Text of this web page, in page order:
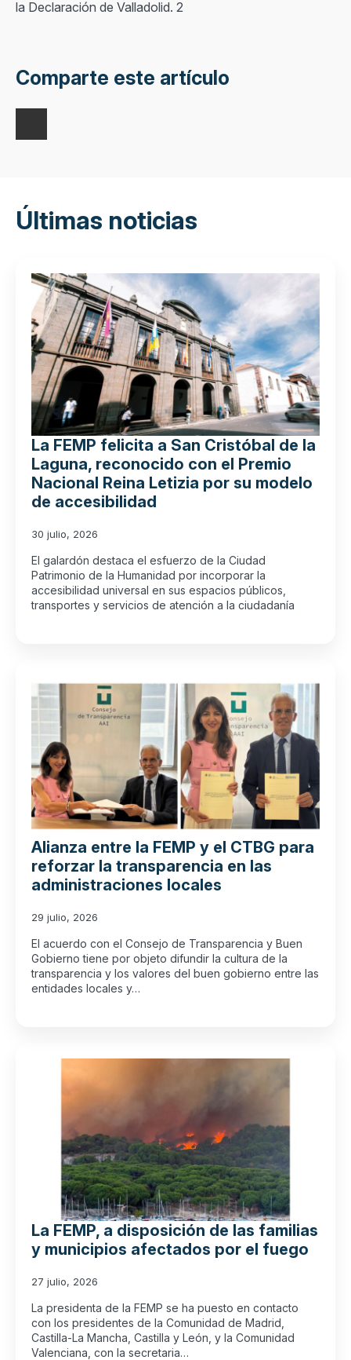
la Declaración de Valladolid. 2
Comparte este artículo
Últimas noticias
La FEMP felicita a San Cristóbal de la
Laguna, reconocido con el Premio
Nacional Reina Letizia por su modelo
de accesibilidad
30 julio, 2026
El galardón destaca el esfuerzo de la Ciudad
Patrimonio de la Humanidad por incorporar la
accesibilidad universal en sus espacios públicos,
transportes y servicios de atención a la ciudadanía
Alianza entre la FEMP y el CTBG para
reforzar la transparencia en las
administraciones locales
29 julio, 2026
El acuerdo con el Consejo de Transparencia y Buen
Gobierno tiene por objeto difundir la cultura de la
transparencia y los valores del buen gobierno entre las
entidades locales y…
La FEMP, a disposición de las familias
y municipios afectados por el fuego
27 julio, 2026
La presidenta de la FEMP se ha puesto en contacto
con los presidentes de la Comunidad de Madrid,
Castilla-La Mancha, Castilla y León, y la Comunidad
Valenciana, con la secretaria…